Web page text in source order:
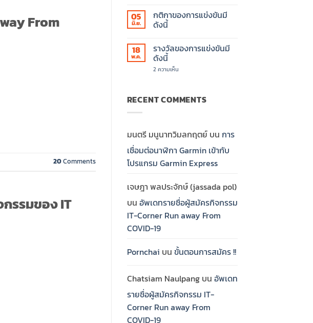
From
20Comments
รรมของ IT
ชิง
ของ
รางวัล
Khonkaen
เห็น
บน
Bone
05
มิ.ย.
กติกาของการแข่งขันมี
ดังนี้
เห็น
บน
กติกา
ของ
18
พ.ค.
รางวัลของการแข่งขันมี
ดังนี้
2 ความเห็นบน
แข่งขัน
มี
RECENT COMMENTS
มนตรี มนูนาทวิมลกฤตย์บน การ
เชื่อมต่อนาฬิกา Garmin เข้ากับ
โปรแกรม Garmin Express
เจษฎา พลประจักษ์ (jassada pol)
บน อัพเดทรายชื่อผู้สมัครกิจกรรม
IT-Corner Run away From
COVID-19
Pornchai บน ขั้นตอนการสมัคร !!
Chatsiam Naulpangบน อัพเดท
รายชื่อผู้สมัครกิจกรรม IT-
Corner Run away From
COVID-19